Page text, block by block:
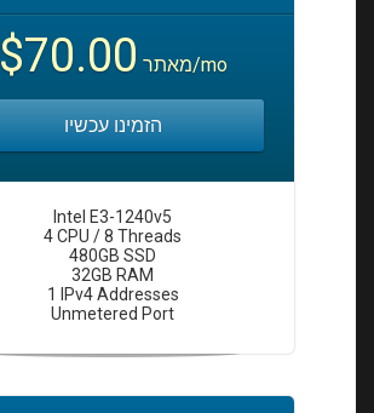
מאתר $70.00 /mo
הזמינו עכשיו
Intel E3-1240v5
4 CPU / 8 Threads
480GB SSD
32GB RAM
1 IPv4 Addresses
Unmetered Port